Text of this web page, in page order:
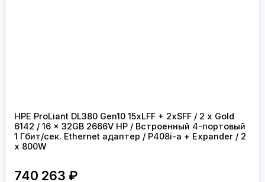
HPE ProLiant DL380 Gen10 15xLFF + 2xSFF / 2 x Gold
6142 / 16 x 32GB 2666V HP / Встроенный 4-портовый
1 Гбит/сек. Ethernet адаптер / P408i-a + Expander / 2
x 800W
740 263 ₽